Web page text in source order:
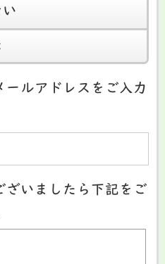
ールアドレスをご入力
ざいましたら下記をご